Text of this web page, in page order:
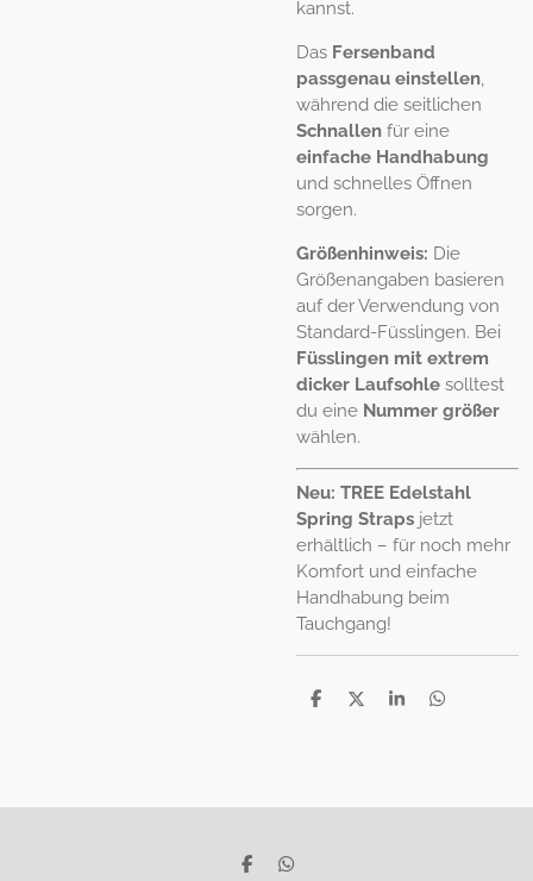
kannst.
Das Fersenband
passgenau einstellen,
während die seitlichen
Schnallen für eine
einfache Handhabung
und schnelles Öffnen
sorgen.
Größenhinweis: Die
Größenangaben basieren
auf der Verwendung von
Standard-Füsslingen. Bei
Füsslingen mit extrem
dicker Laufsohle solltest
du eine Nummer größer
wählen.
Neu: TREE Edelstahl
Spring Straps jetzt
erhältlich – für noch mehr
Komfort und einfache
Handhabung beim
Tauchgang!
T
T
T
T
T
T